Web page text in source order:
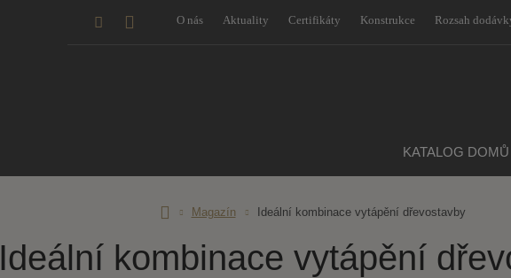
O nás Aktuality Certifikáty Konstrukce Rozsah
KATALOG DOMŮ
Magazín Ideální kombinace vytápění dřevostavby
Ideální kombinace vytápění